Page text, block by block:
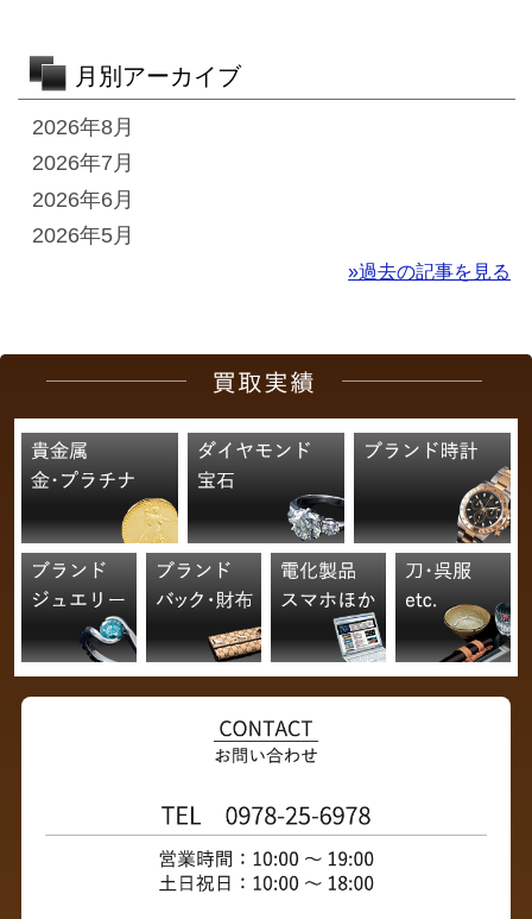
月別アーカイブ
2026年8月
2026年7月
2026年6月
2026年5月
»過去の記事を見る